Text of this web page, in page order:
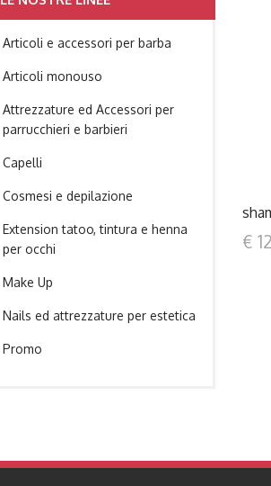
Articoli e accessori per barba
Articoli monouso
Attrezzature ed Accessori per
parrucchieri e barbieri
Capelli
Cosmesi e depilazione
Extension tatoo, tintura e henna
per occhi
Make Up
Nails ed attrezzature per estetica
Promo
€